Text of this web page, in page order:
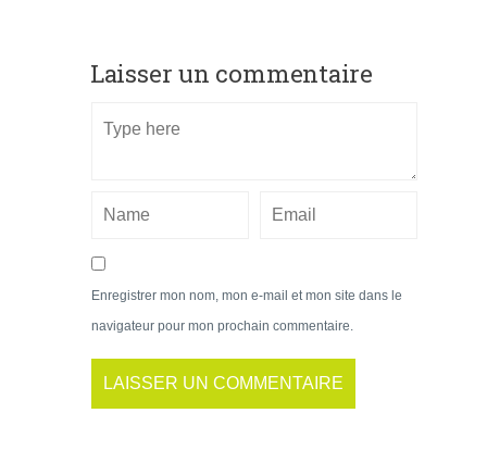
Laisser un commentaire
Enregistrer mon nom, mon e-mail et mon site dans le
navigateur pour mon prochain commentaire.